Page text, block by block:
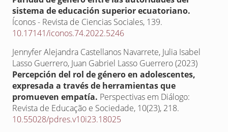
sistema de educación superior ecuatoriano.
Íconos - Revista de Ciencias Sociales, 139.
10.17141/iconos.74.2022.5246
Jennyfer Alejandra Castellanos Navarrete, Julia Isabel
Lasso Guerrero, Juan Gabriel Lasso Guerrero (2023)
Percepción del rol de género en adolescentes,
expresada a través de herramientas que
promueven empatía. Perspectivas em Diálogo:
Revista de Educação e Sociedade, 10(23), 218.
10.55028/pdres.v10i23.18025